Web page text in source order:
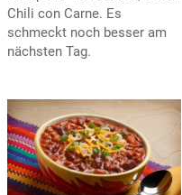
Chili con Carne. Es
schmeckt noch besser am
nächsten Tag.